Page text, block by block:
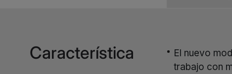
Característica El nuevo
trabajo con